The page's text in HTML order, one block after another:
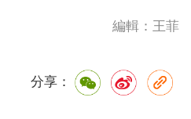
編輯：王菲
分享：